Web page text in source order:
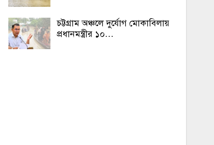
চট্টগ্রাম অঞ্চলে দুর্যোগ মোকাবিলায়
প্রধানমন্ত্রীর ১০…